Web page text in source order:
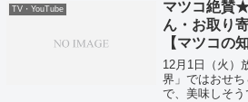
TV・YouTube
マツコ絶賛
ん・お取り
【マツコの
12月1日（火）
界」ではおせ
で、美味しそ